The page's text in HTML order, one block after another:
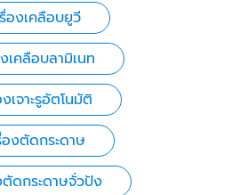
องเคลือบยูวี
เคลือบลามิเนท
เจาะรูอัตโนมัติ
องตัดกระดาษ
ตัดกระดาษจั่วปัง